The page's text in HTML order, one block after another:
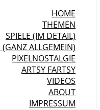
HOME
THEMEN
SPIELE (IM DETAIL)
(GANZ ALLGEMEIN)
PIXELNOSTALGIE
ARTSY FARTSY
VIDEOS
ABOUT
IMPRESSUM